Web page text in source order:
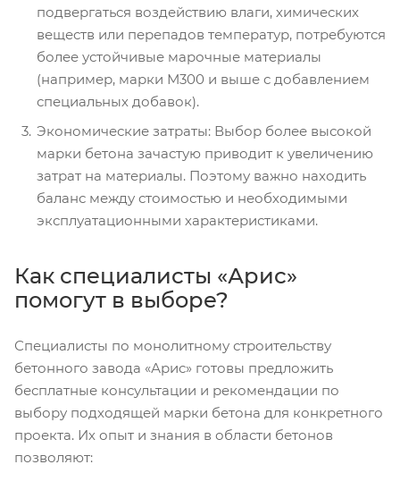
подвергаться воздействию влаги, химических
веществ или перепадов температур, потребуются
более устойчивые марочные материалы
(например, марки М300 и выше с добавлением
специальных добавок).
Экономические затраты: Выбор более высокой
марки бетона зачастую приводит к увеличению
затрат на материалы. Поэтому важно находить
баланс между стоимостью и необходимыми
эксплуатационными характеристиками.
Как специалисты «Арис»
помогут в выборе?
Специалисты по монолитному строительству
бетонного завода «Арис» готовы предложить
бесплатные консультации и рекомендации по
выбору подходящей марки бетона для конкретного
проекта. Их опыт и знания в области бетонов
позволяют: